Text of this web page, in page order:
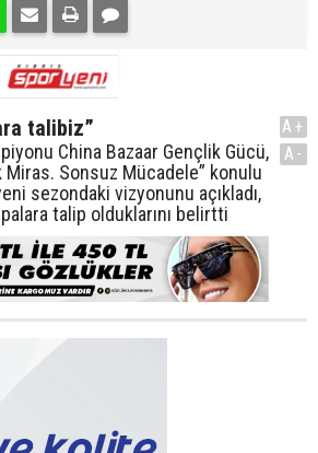
talibiz”
China Bazaar Gençlik Gücü,
Miras. Sonsuz Mücadele” konulu
sezondaki vizyonunu açıkladı,
talip olduklarını belirtti
A+
A-